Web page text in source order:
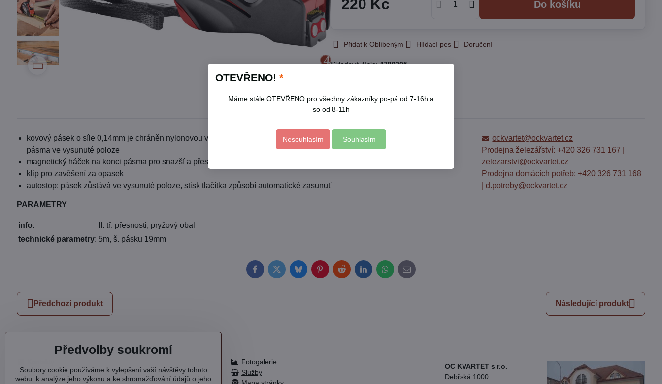
220 Kč Do košíku
Přidat k Oblíbeným Hlídací pes Doručení
Skladové číslo:4780205
Popis
kovový pásek o síle 0,14mm je chráněn nylonovou vrstvou zvyšující až 10x jeho životnost, prohnutí pásku zvyšuje pevnost
pásma ve vysunuté poloze
magnetický háček na konci pásma pro snazší a přesnější měření
klip pro zavěšení za opasek
autostop: pásek zůstává ve vysunuté poloze, stisk tlačítka způsobí automatické zasunutí
PARAMETRY
info:
II. tř. přesnosti, pryžový obal
technické parametry: 5m, š. pásku 19mm
ockvartet@ockvartet.cz
Prodejna železářství: +420 326 731 167 |
zelezarstvi@ockvartet.cz
Prodejna domácích potřeb: +420 326 731 168
| d.potreby@ockvartet.cz
FacebookTwitterBlueskyPinterestRedditLinkedInWhatsApp
E-
mail
Předchozí produkt Následující produkt
Otevírací doba
Fotogalerie
Služby
OC KVARTET s.r.o.
Debřská 1000
Předvolby soukromí
Soubory cookie používáme k vylepšení vaší návštěvy tohoto
webu, k analýze jeho výkonu a ke shromažďování údajů o jeho
OTEVŘENO! *
Máme stále OTEVŘENO pro všechny zákazníky po-pá od 7-16h a
so od 8-11h
Nesouhlasím Souhlasím